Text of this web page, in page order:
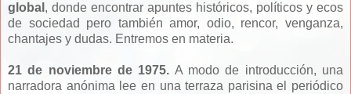
global , donde encontrar apuntes históricos, políticos y ecos
de sociedad pero también amor, odio, rencor, venganza,
chantajes y dudas. Entremos en materia.
21 de noviembre de 1975. A modo de introducción, una
narradora anónima lee en una terraza parisina el periódico